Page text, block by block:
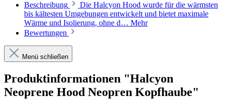
Beschreibung
Die Halcyon Hood wurde für die wärmsten
bis kältesten Umgebungen entwickelt und bietet maximale
Wärme und Isolierung, ohne d… Mehr
Bewertungen
Menü schließen
Produktinformationen "Halcyon
Neoprene Hood Neopren Kopfhaube"